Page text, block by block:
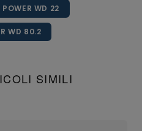
POWER WD 22
WD 80.2
SIMILI